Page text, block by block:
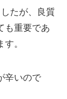
たが、良質
も重要であ
。
辛いので